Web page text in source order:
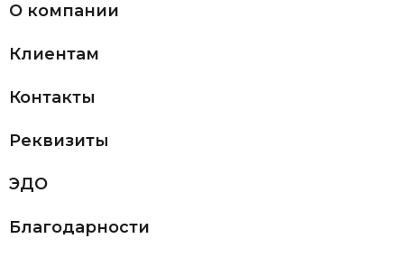
О компании
Клиентам
Контакты
Реквизиты
ЭДО
Благодарности